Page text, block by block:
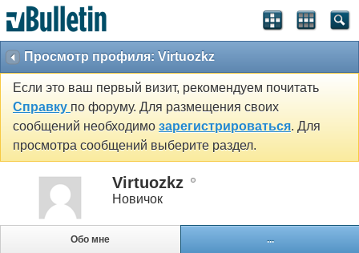
Просмотр профиля: Virtuozkz
Если это ваш первый визит, рекомендуем почитать
Справку по форуму. Для размещения своих
сообщений необходимо зарегистрироваться. Для
просмотра сообщений выберите раздел.
Virtuozkz
Новичок
Обо мне ...